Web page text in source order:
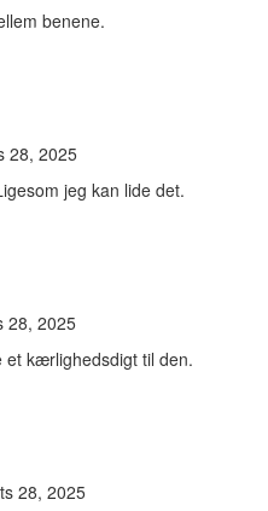
benene.
28, 2025
jeg kan lide det.
28, 2025
kærlighedsdigt til den.
28, 2025